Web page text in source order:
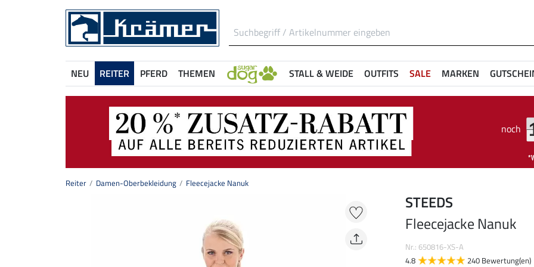
NEU REITER PFERD THEMEN STALL & WEIDE OUTFITS SALE MARKEN
noch
Reiter Damen-Oberbekleidung Fleecejacke Nanuk
STEEDS
Fleecejacke Nanuk
Nr.: 650816-XS-A
4.8
240 Bewertung(en)